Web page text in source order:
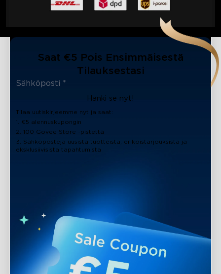
Saat €5 Pois Ensimmäisestä
Tilauksestasi
Hanki se nyt!
Tilaa uutiskirjeemme nyt ja saat:
1. €5 alennuskupongin
2. 100 Govee Store -pistettä
3. Sähköposteja uusista tuotteista, erikoistarjouksista ja
eksklusiivisista tapahtumista